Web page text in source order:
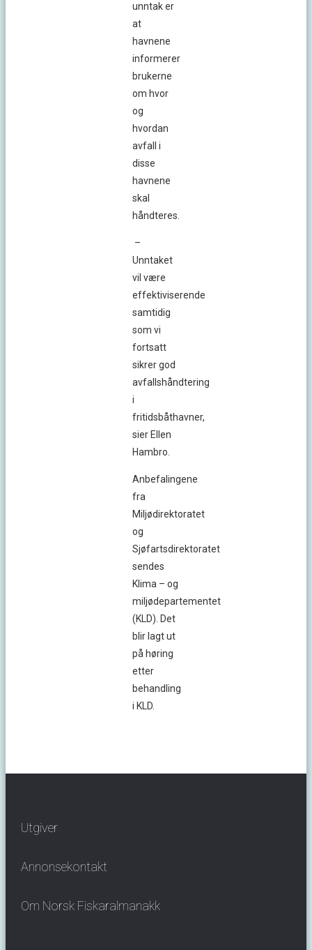
unntak er
at
havnene
informerer
brukerne
om hvor
og
hvordan
avfall i
disse
havnene
skal
håndteres.
–
Unntaket
vil være
effektiviserende
samtidig
som vi
fortsatt
sikrer god
avfallshåndtering
i
fritidsbåthavner,
sier Ellen
Hambro.
Anbefalingene
fra
Miljødirektoratet
og
Sjøfartsdirektoratet
sendes
Klima – og
miljødepartementet
(KLD). Det
blir lagt ut
på høring
etter
behandling
i KLD.
Utgiver
Annonsekontakt
Om Norsk Fiskaralmanakk